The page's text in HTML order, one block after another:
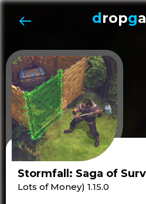
dropg
Stormfall: Saga of
Lots of Money) 1.15.0